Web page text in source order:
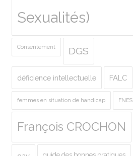
Sexualités)
Consentement DGS
déficience intellectuelle FALC
femmes en situation de handicap FNES
François CROCHON